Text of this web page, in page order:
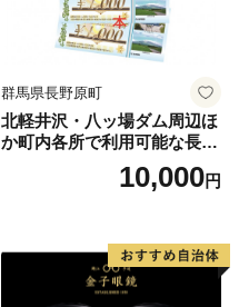
群馬県長野原町
北軽井沢・八ッ場ダム周辺ほ
か町内各所で利用可能な長野
原町ふるさと感謝券（3,000
円分）【トラベル 観光 旅行
10,000円